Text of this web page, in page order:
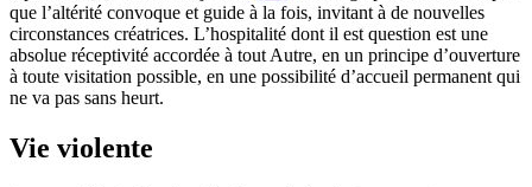
que l’altérité convoque et guide à la fois, invitant à de nouvelles
circonstances créatrices. L’hospitalité dont il est question est une
absolue réceptivité accordée à tout Autre, en un principe d’ouverture
à toute visitation possible, en une possibilité d’accueil permanent qui
ne va pas sans heurt.
Vie violente